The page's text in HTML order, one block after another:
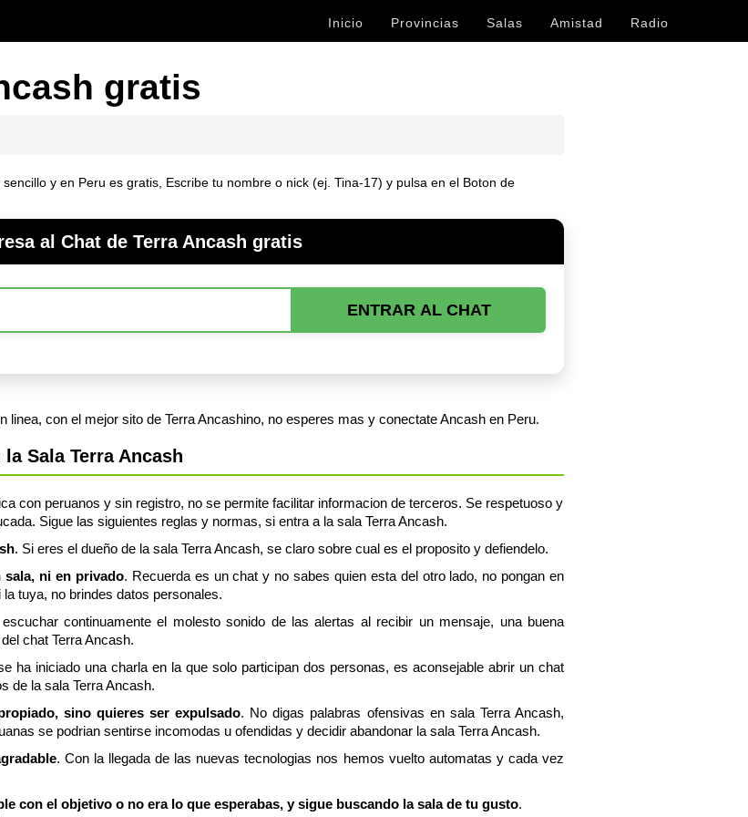
Inicio Provincias Salas Amistad Radio
gratis
y en Peru es gratis, Escribe tu nombre o nick (ej. Tina-17) y pulsa en el Boton de
al Chat de Terra Ancash gratis
ENTRAR AL CHAT
linea, con el mejor sito de Terra Ancashino, no esperes mas y conectate Ancash en Peru.
Sala Terra Ancash
con peruanos y sin registro, no se permite facilitar informacion de terceros. Se respetuoso y
Sigue las siguientes reglas y normas, si entra a la sala Terra Ancash.
. Si eres el dueño de la sala Terra Ancash, se claro sobre cual es el proposito y defiendelo.
sala, ni en privado. Recuerda es un chat y no sabes quien esta del otro lado, no pongan en
tuya, no brindes datos personales.
continuamente el molesto sonido de las alertas al recibir un mensaje, una buena
chat Terra Ancash.
ha iniciado una charla en la que solo participan dos personas, es aconsejable abrir un chat
de la sala Terra Ancash.
sino quieres ser expulsado. No digas palabras ofensivas en sala Terra Ancash,
se podrian sentirse incomodas u ofendidas y decidir abandonar la sala Terra Ancash.
. Con la llegada de las nuevas tecnologias nos hemos vuelto automatas y cada vez
con el objetivo o no era lo que esperabas, y sigue buscando la sala de tu gusto.